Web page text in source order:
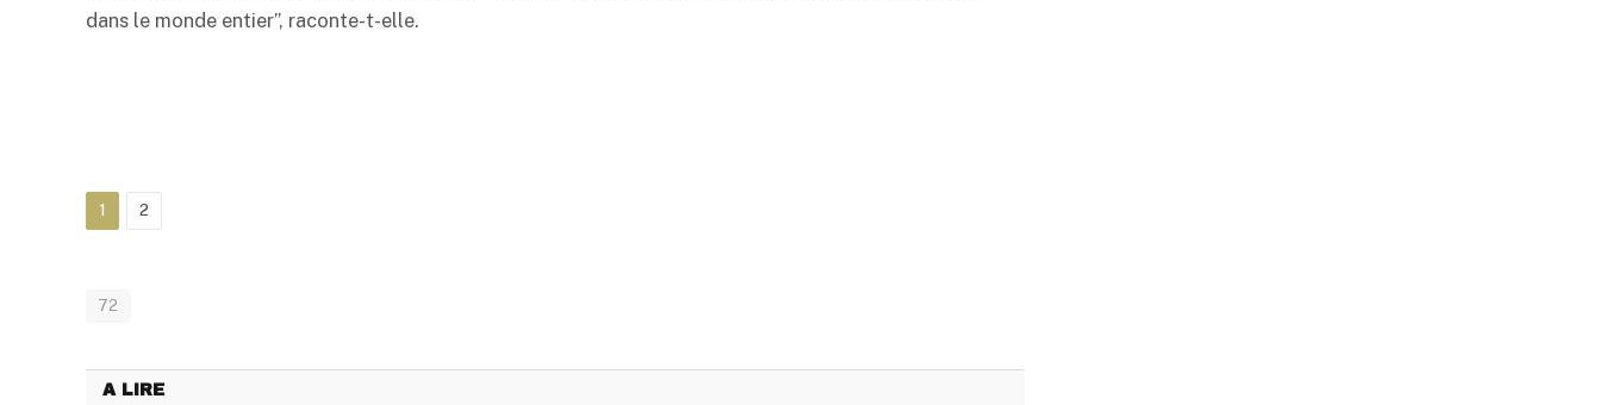
dans le monde entier”, raconte-t-elle.
1 2
72
A LIRE